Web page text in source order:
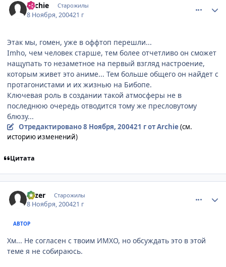
Archie Старожилы
8 Ноября, 200421 г
Этак мы, гомен, уже в оффтоп перешли...
Imho, чем человек старше, тем более отчетливо он сможет
нащупать то незаметное на первый взгляд настроение,
которым живет это аниме... Тем больше общего он найдет с
протагонистами и их жизнью на Бибопе.
Ключевая роль в создании такой атмосферы не в
последнюю очередь отводится тому же пресловутому
блюзу...
Отредактировано8 Ноября, 200421 гот Archie(см.
историю изменений)
Цитата
Fazer Старожилы
8 Ноября, 200421 г
АВТОР
Хм... Не согласен с твоим ИМХО, но обсуждать это в этой
теме я не собираюсь.